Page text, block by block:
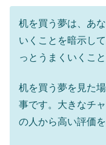
机を買う夢は、あ
いくことを暗示し
っとうまくいくこと
机を買う夢を見た
事です。大きなチ
の人から高い評価